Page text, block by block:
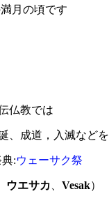
月の頃です
仏教では
、成道，入滅などを
:ウェーサク祭
ウエサカ Vesak）